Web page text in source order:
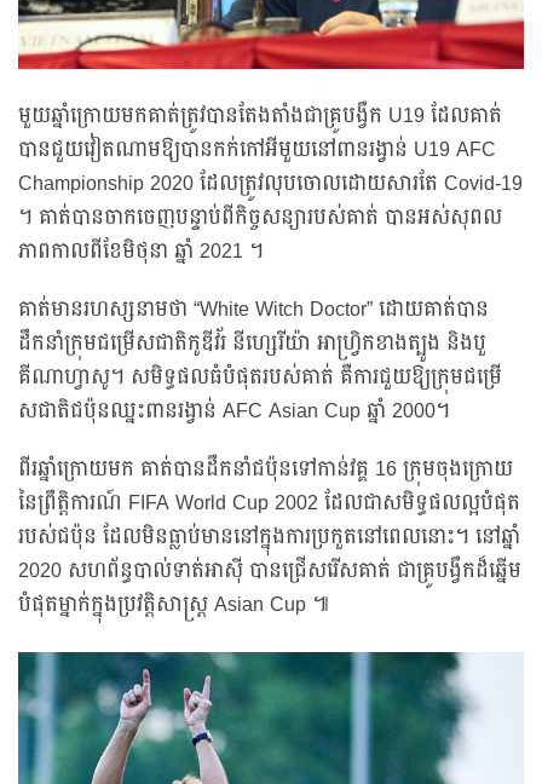
មួយឆ្នាំក្រោយមកគាត់ត្រូវបានតែងតាំងជាគ្រូបង្វឹក U19 ដែលគាត់
បានជួយវៀតណាមឱ្យបានកក់កៅអីមួយនៅពានរង្វាន់ U19 AFC
Championship 2020 ដែលត្រូវលុបចោលដោយសារតែ Covid-19
។ គាត់បានចាកចេញបន្ទាប់ពីកិច្ចសន្យារបស់គាត់ បានអស់សុពល
ភាពកាលពីខែមិថុនា ឆ្នាំ 2021 ។
គាត់មានរហស្សនាមថា “White Witch Doctor” ដោយគាត់បាន
ដឹកនាំក្រុមជម្រើសជាតិកូឌីវ័រ នីហ្សេរីយ៉ា អាហ្រ្វិកខាងត្បូង និងបួ
គីណាហ្វាសូ។ សមិទ្ធផលធំបំផុតរបស់គាត់ គឺការជួយឱ្យក្រុមជម្រើ
សជាតិជប៉ុនឈ្នះពានរង្វាន់ AFC Asian Cup ឆ្នាំ 2000។
ពីរឆ្នាំក្រោយមក គាត់បានដឹកនាំជប៉ុនទៅកាន់វគ្គ 16 ក្រុមចុងក្រោយ
នៃព្រឹត្តិការណ៍ FIFA World Cup 2002 ដែលជាសមិទ្ធផលល្អបំផុត
របស់ជប៉ុន ដែលមិនធ្លាប់មាននៅក្នុងការប្រកួតនៅពេលនោះ។ នៅឆ្នាំ
2020 សហព័ន្ធបាល់ទាត់អាស៊ី បានជ្រើសរើសគាត់ ជាគ្រូបង្វឹកដ៏ឆ្នើម
បំផុតម្នាក់ក្នុងប្រវត្តិសាស្ត្រ Asian Cup ៕